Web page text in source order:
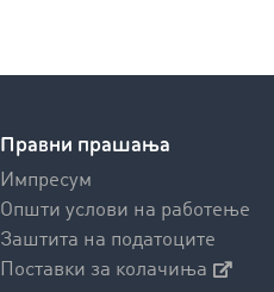
Правни прашања
Импресум
Општи услови на работење
Заштита на податоците
Поставки за колачиња